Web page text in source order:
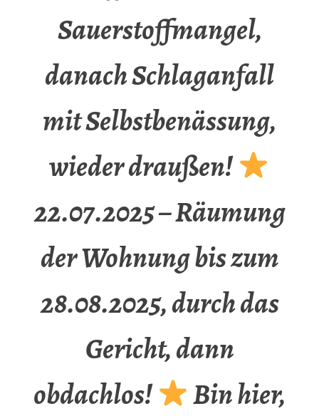
Sauerstoffmangel,
danach Schlaganfall
mit Selbstbenässung,
wieder draußen!
22.07.2025 – Räumung
der Wohnung bis zum
28.08.2025, durch das
Gericht, dann
obdachlos!
Bin hier,